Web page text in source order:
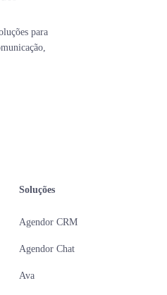
para
Soluções
Agendor CRM
Agendor Chat
Ava